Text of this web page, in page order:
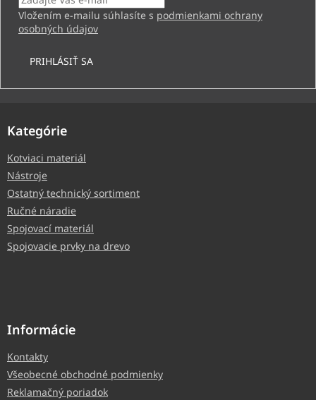
Vložením e-mailu súhlasíte s podmienkami ochrany
osobných údajov
PRIHLÁSIŤ SA
Kategórie
Kotviaci materiál
Nástroje
Ostatný technický sortiment
Ručné náradie
Spojovací materiál
Spojovacie prvky na drevo
Informácie
Kontakty
Všeobecné obchodné podmienky
Reklamačný poriadok